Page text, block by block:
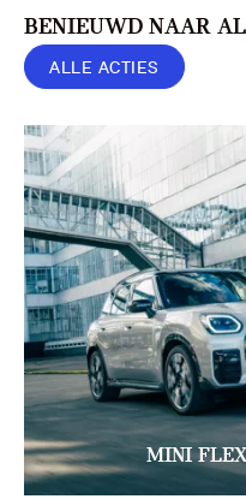
BENIEUWD NAAR
ALLE ACTIES
MINI